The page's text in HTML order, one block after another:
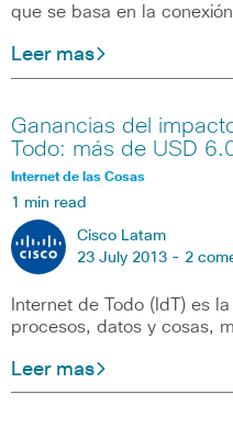
que se basa en la
Leer mas
Ganancias del
Todo: más de USD
Internet de las Cosas
1 min read
Cisco Latam
23 July 2013 - 2
Internet de Todo (IdT) es
procesos, datos y cosas,
Leer mas